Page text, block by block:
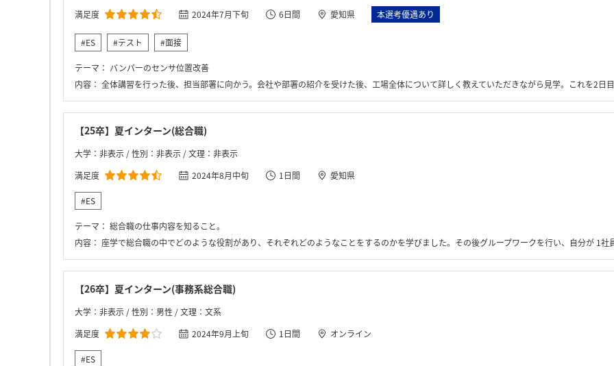
満足度
2024年7月下旬 6日間 愛知県 本選考優遇あり
#ES #テスト #面接
テーマ： バンパーのセンサ位置改善
内容： 全体講習を行った後、担当部署に向かう。会社や部署の紹介を受けた後、工場全体について詳しく教えていただきながら見学。これを2日目まで行った。その後業務の準備を行い、バンパーのセンサ位置についての実験を行う。これをまとめて、5日目に課長クラスの前で発表。また、そののち他の学生と一緒にテーマの内容について共有会を行った。
【25卒】夏インターン(総合職)
大学：非表示 / 性別：非表示 / 文理：非表示
満足度
2024年8月中旬 1日間 愛知県
#ES
テーマ： 総合職の仕事内容を知ること。
内容： 座学で総合職の中でどのような役割があり、それぞれどのようなことをするのかを学びました。その後グループワークを行い、自分が 1社員として何ができるかを考えました
【26卒】夏インターン(事務系総合職)
大学：非表示 / 性別：男性 / 文理：文系
満足度
2024年9月上旬 1日間 オンライン
#ES